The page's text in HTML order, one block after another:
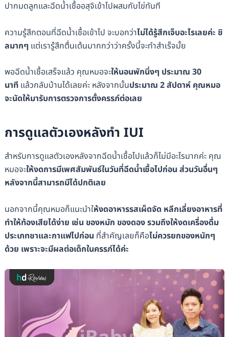
ปากมดลูกและฉีดน้ำเชื้ออสุจิเข้าไปผสมกับไข่ทันที
ความรู้สึกตอนที่ฉีดน้ำเชื้อเข้าไป จะบอกว่าไม่ได้รู้สึกเจ็บอะไรเลยค่ะ ชิ
ลมากๆ แต่เรารู้สึกตื่นเต้นมากกว่าว่าครั้งนี้จะทำสำเร็จมั้ย
พอฉีดน้ำเชื้อเสร็จแล้ว คุณหมอจะให้นอนพักนิ่งๆ ประมาณ 30
นาทีแล้วกลับบ้านได้เลยค่ะ หลังจากนั้นประมาณ 2 สัปดาห์ คุณหมอ
จะนัดให้มารับการตรวจการตั้งครรภ์ต่อเลย
การดูแลตัวเองหลังทำ IUI
สำหรับการดูแลตัวเองหลังจากฉีดน้ำเชื้อไปแล้วก็ไม่มีอะไรมากค่ะ คุณ
หมอจะให้งดการมีเพศสัมพันธ์ในวันที่ฉีดน้ำเชื้อไปก่อน ส่วนวันอื่นๆ
หลังจากนี้สามารถมีได้ปกติเลย
นอกจากนี้คุณหมอก็แนะนำให้งดอาหารรสเผ็ดจัด หลีกเลี่ยงอาหารที่
ทำให้ท้องเสียได้ง่าย เช่น ของหมัก ของดอง รวมถึงให้งดเครื่องดื่ม
ประเภทชาและกาแฟไปก่อน ที่สำคัญเลยก็คือไม่ควรยกของหนักๆ
ด้วย เพราะจะมีผลต่อเด็กในครรภ์ได้ค่ะ